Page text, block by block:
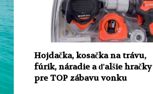
Hojdačka, kosačka na trávu,
fúrik, náradie a ďalšie hračky
pre TOP zábavu vonku